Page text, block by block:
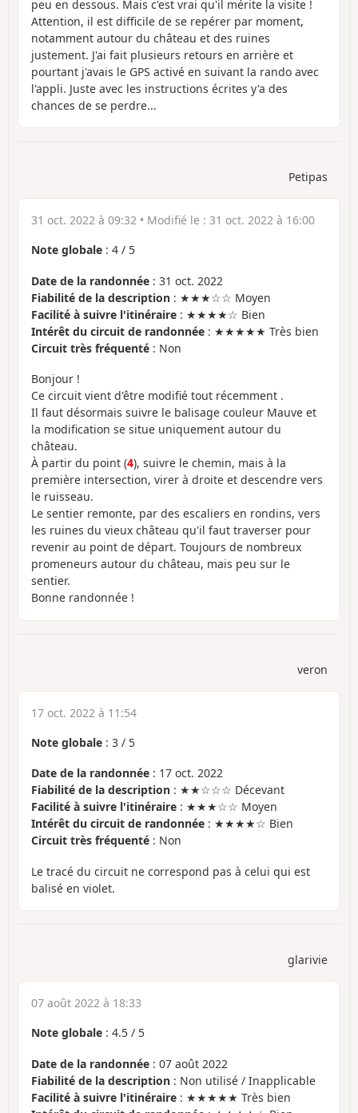
peu en dessous. Mais c'est vrai qu'il mérite la visite !
Attention, il est difficile de se repérer par moment,
notamment autour du château et des ruines
justement. J'ai fait plusieurs retours en arrière et
pourtant j'avais le GPS activé en suivant la rando avec
l'appli. Juste avec les instructions écrites y'a des
chances de se perdre...
Petipas
31 oct. 2022 à 09:32 • Modifié le : 31 oct. 2022 à 16:00
Note globale : 4 / 5
Date de la randonnée : 31 oct. 2022
Fiabilité de la description : ★★★☆☆ Moyen
Facilité à suivre l'itinéraire : ★★★★☆ Bien
Intérêt du circuit de randonnée : ★★★★★ Très bien
Circuit très fréquenté : Non
Bonjour !
Ce circuit vient d'être modifié tout récemment .
Il faut désormais suivre le balisage couleur Mauve et
la modification se situe uniquement autour du
château.
À partir du point (4), suivre le chemin, mais à la
première intersection, virer à droite et descendre vers
le ruisseau.
Le sentier remonte, par des escaliers en rondins, vers
les ruines du vieux château qu'il faut traverser pour
revenir au point de départ. Toujours de nombreux
promeneurs autour du château, mais peu sur le
sentier.
Bonne randonnée !
veron
17 oct. 2022 à 11:54
Note globale : 3 / 5
Date de la randonnée : 17 oct. 2022
Fiabilité de la description : ★★☆☆☆ Décevant
Facilité à suivre l'itinéraire : ★★★☆☆ Moyen
Intérêt du circuit de randonnée : ★★★★☆ Bien
Circuit très fréquenté : Non
Le tracé du circuit ne correspond pas à celui qui est
balisé en violet.
glarivie
07 août 2022 à 18:33
Note globale : 4.5 / 5
Date de la randonnée : 07 août 2022
Fiabilité de la description : Non utilisé / Inapplicable
Facilité à suivre l'itinéraire : ★★★★★ Très bien